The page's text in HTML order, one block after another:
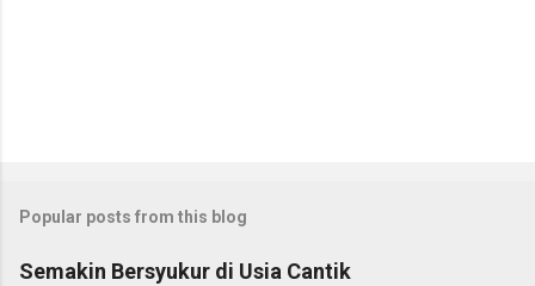
Popular posts from this blog
Semakin Bersyukur di Usia Cantik